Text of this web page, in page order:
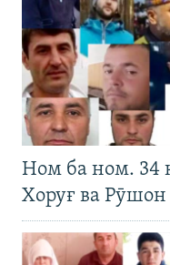
Ном ба ном. 34
Хоруғ ва Рӯшон